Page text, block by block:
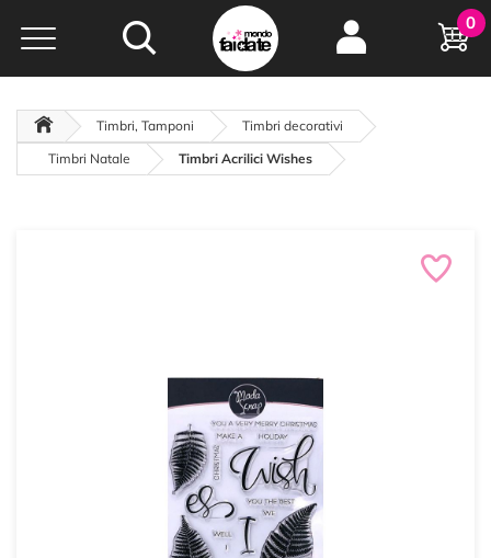
Hobby e
creatività...
oltre 15 anni online
0
Timbri, Tamponi
Timbri decorativi
Timbri Natale
Timbri Acrilici Wishes